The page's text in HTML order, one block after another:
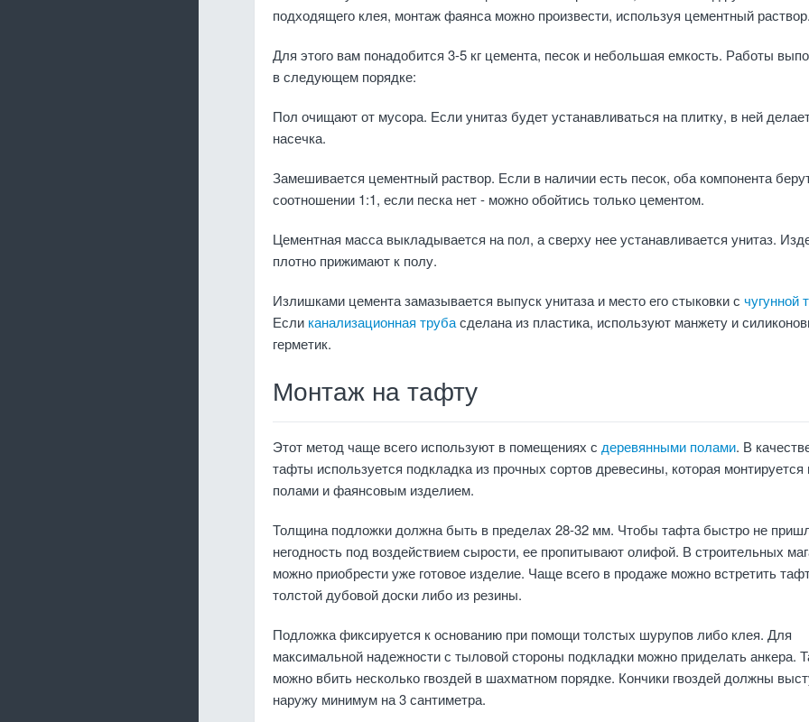
подходящего клея, монтаж фаянса можно произвести, используя цементный раствор.
Для этого вам понадобится 3-5 кг цемента, песок и небольшая емкость. Работы
в следующем порядке:
Пол очищают от мусора. Если унитаз будет устанавливаться на плитку, в ней
насечка.
Замешивается цементный раствор. Если в наличии есть песок, оба компонента
соотношении 1:1, если песка нет - можно обойтись только цементом.
Цементная масса выкладывается на пол, а сверху нее устанавливается унитаз.
плотно прижимают к полу.
Излишками цемента замазывается выпуск унитаза и место его стыковки с чугунной
Если канализационная трубасделана из пластика, используют манжету и
герметик.
Монтаж на тафту
Этот метод чаще всего используют в помещениях с деревянными полами. В
тафты используется подкладка из прочных сортов древесины, которая
полами и фаянсовым изделием.
Толщина подложки должна быть в пределах 28-32 мм. Чтобы тафта быстро не
негодность под воздействием сырости, ее пропитывают олифой. В строительных
можно приобрести уже готовое изделие. Чаще всего в продаже можно встретить
толстой дубовой доски либо из резины.
Подложка фиксируется к основанию при помощи толстых шурупов либо клея. Для
максимальной надежности с тыловой стороны подкладки можно приделать анкера.
можно вбить несколько гвоздей в шахматном порядке. Кончики гвоздей должны
наружу минимум на 3 сантиметра.